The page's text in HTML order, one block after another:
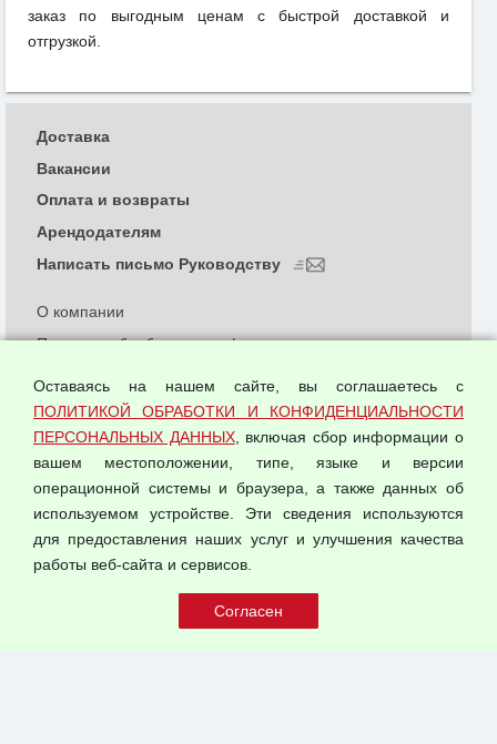
заказ по выгодным ценам с быстрой доставкой и
отгрузкой.
© 2026 ООО "Феникс"
О компании
Политика обработки и конфиденциальности
Согласием на обработку персональных данных
Оферта оптовой купли-продажи
Публичная оферта
Доставка
Вакансии
Оплата и возвраты
Арендодателям
Написать письмо Руководству
Оставаясь на нашем сайте, вы соглашаетесь с
ПОЛИТИКОЙ ОБРАБОТКИ И КОНФИДЕНЦИАЛЬНОСТИ
ПЕРСОНАЛЬНЫХ ДАННЫХ, включая сбор информации о
вашем местоположении, типе, языке и версии
операционной системы и браузера, а также данных об
используемом устройстве. Эти сведения используются
для предоставления наших услуг и улучшения качества
работы веб-сайта и сервисов.